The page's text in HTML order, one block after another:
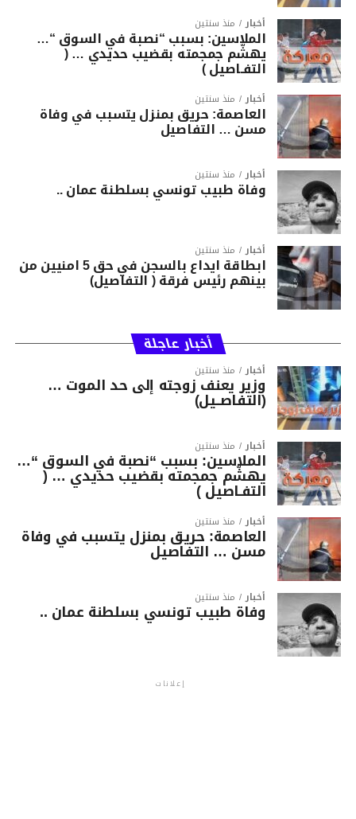
أخبار منذ سنتين
الملاسين: بسبب “نصبة في السوق “…
يهشّم جمجمته بقضيب حديدي … (
التفـاصيل )
أخبار منذ سنتين
العاصمة: حريق بمنزل يتسبب في وفاة
مسن … التفاصيل
أخبار منذ سنتين
وفاة طبيب تونسي بسلطنة عمان ..
أخبار منذ سنتين
ابطاقة ايداع بالسجن في حق 5 امنيين من
بينهم رئيس فرقة ( التفاصيل)
أخبار عاجلة
أخبار منذ سنتين
وزير يعنف زوجته إلى حد الموت …
(التفاصــيل)
أخبار منذ سنتين
الملاسين: بسبب “نصبة في السوق “…
يهشّم جمجمته بقضيب حديدي … (
التفـاصيل )
أخبار منذ سنتين
العاصمة: حريق بمنزل يتسبب في وفاة
مسن … التفاصيل
أخبار منذ سنتين
وفاة طبيب تونسي بسلطنة عمان ..
إعلانات